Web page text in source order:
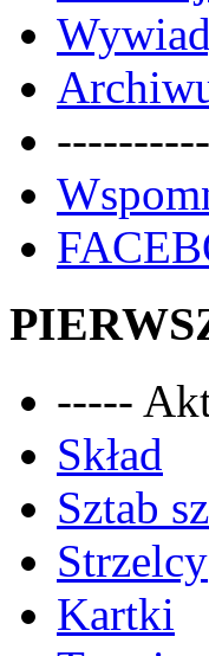
-----
Skład
Sztab
Strzelcy
Kartki